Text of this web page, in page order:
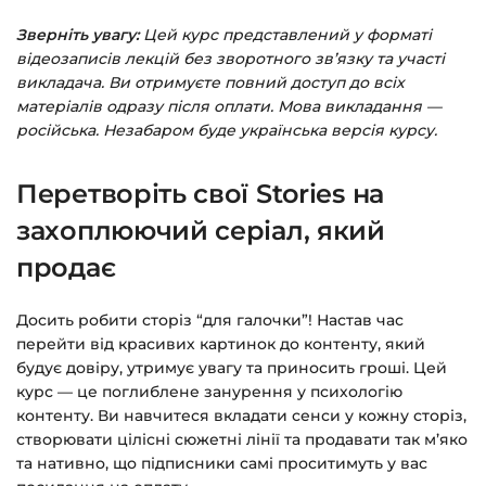
Заповніть всі поля (пошта та пароль).
Оплатіть зручним способом (більше 8
способів оплати).
Натисніть її — і відкриється сторінка з
курсами.
Додатково посилання на курс прийде вам
Доступ до курсів: без обмежень за часом.
Детальніше про оплату та безпеку — у довідці
Питання?Пишіть наinfo@siluette.com.uaабо в
Зверніть увагу:Цей курс представлений у форматі
відеозаписів лекцій без зворотного зв’язку та участі
викладача. Ви отримуєте повний доступ до всіх
матеріалів одразу після оплати. Мова викладання —
російська. Незабаром буде українська версія курсу.
Перетворіть свої Stories на
захоплюючий серіал, який
продає
Досить робити сторіз “для галочки”! Настав час
перейти від красивих картинок до контенту, який
будує довіру, утримує увагу та приносить гроші. Цей
курс — це поглиблене занурення у психологію
контенту. Ви навчитеся вкладати сенси у кожну сторіз,
створювати цілісні сюжетні лінії та продавати так м’яко
та нативно, що підписники самі проситимуть у вас